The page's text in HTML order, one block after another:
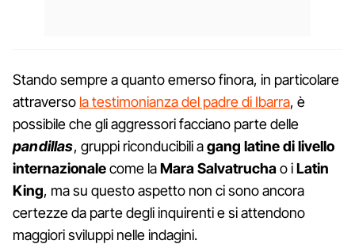
Stando sempre a quanto emerso finora, in particolare
attraverso la testimonianza del padre di Ibarra, è
possibile che gli aggressori facciano parte delle
pandillas, gruppi riconducibili agang latine di livello
internazionalecome laMara Salvatruchao iLatin
King, ma su questo aspetto non ci sono ancora
certezze da parte degli inquirenti e si attendono
maggiori sviluppi nelle indagini.